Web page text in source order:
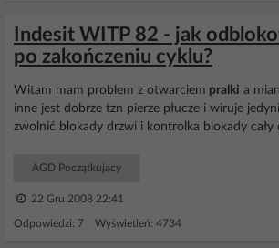
Indesit WITP 82 - jak
po zakończeniu cyklu?
Witam mam problem z otwarciem pralki a
inne jest dobrze tzn pierze płucze i wiruje
zwolnić blokady drzwi i kontrolka blokady cały
AGD Początkujący
22 Gru 2008 22:41
Odpowiedzi: 7 Wyświetleń: 4734